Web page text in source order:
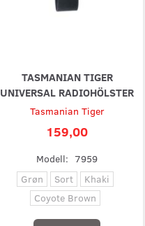
TASMANIAN TIGER
UNIVERSAL RADIOHÖLSTER
Tasmanian Tiger
159,00
Modell: 7959
Grøn
Sort
Khaki
Coyote Brown